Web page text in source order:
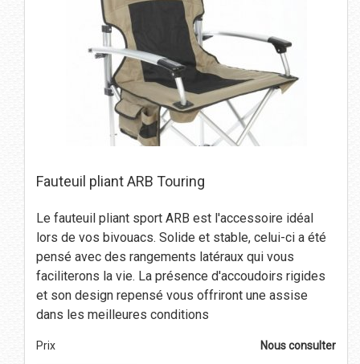
Fauteuil pliant ARB Touring
Le fauteuil pliant sport ARB est l'accessoire idéal
lors de vos bivouacs. Solide et stable, celui-ci a été
pensé avec des rangements latéraux qui vous
faciliterons la vie. La présence d'accoudoirs rigides
et son design repensé vous offriront une assise
dans les meilleures conditions
Prix Nous consulter